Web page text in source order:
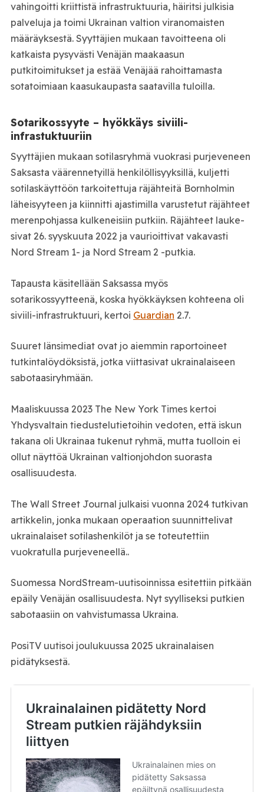
vahingoitti kriittistä infrastruktuuria, häiritsi julkisia
palveluja ja toimi Ukrainan valtion viranomaisten
määräyksestä. Syyttäjien mukaan tavoitteena oli
katkaista pysyvästi Venäjän maakaasun
putkitoimitukset ja estää Venäjää rahoittamasta
sotatoimiaan kaasukaupasta saatavilla tuloilla.
Sotarikossyyte – hyökkäys siviili-
infrastuktuuriin
Syyttäjien mukaan sotilasryhmä vuokrasi purjeveneen
Saksasta väärennetyillä henkilöllisyyksillä, kuljetti
sotilaskäyttöön tarkoitettuja räjähteitä Bornholmin
läheisyyteen ja kiinnitti ajastimilla varustetut räjähteet
merenpohjassa kulkeneisiin putkiin. Räjähteet lauke­
sivat 26. syyskuuta 2022 ja vaurioittivat vakavasti
Nord Stream 1- ja Nord Stream 2 -putkia.
Tapausta käsitellään Saksassa myös
sotarikossyytteenä, koska hyökkäyksen kohteena oli
siviili-infrastruktuuri, kertoi Guardian 2.7.
Suuret länsimediat ovat jo aiemmin raportoineet
tutkintalöydöksistä, jotka viittasivat ukrainalaiseen
sabotaasiryhmään.
Maaliskuussa 2023 The New York Times kertoi
Yhdysvaltain tiedustelutietoihin vedoten, että iskun
takana oli Ukrainaa tukenut ryhmä, mutta tuolloin ei
ollut näyttöä Ukrainan valtionjohdon suorasta
osallisuudesta.
The Wall Street Journal julkaisi vuonna 2024 tutkivan
artikkelin, jonka mukaan operaation suunnittelivat
ukrainalaiset sotilashenkilöt ja se toteutettiin
vuokratulla purjeveneellä..
Suomessa NordStream-uutisoinnissa esitettiin pitkään
epäily Venäjän osallisuudesta. Nyt syylliseksi putkien
sabotaasiin on vahvistumassa Ukraina.
PosiTV uutisoi joulukuussa 2025 ukrainalaisen
pidätyksestä.